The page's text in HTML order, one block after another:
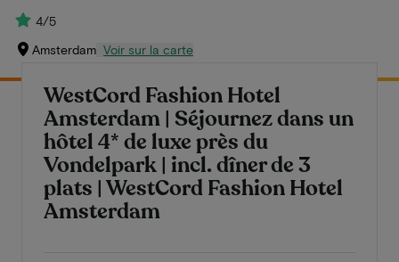
4/5
Amsterdam Voir sur la carte
WestCord Fashion Hotel
Amsterdam | Séjournez dans un
hôtel 4* de luxe près du
Vondelpark | incl. dîner de 3
plats | WestCord Fashion Hotel
Amsterdam